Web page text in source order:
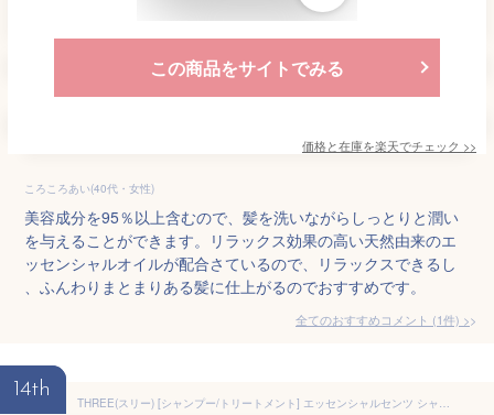
この商品をサイトでみる
価格と在庫を楽天でチェック >>
ころころあい(40代・女性)
美容成分を95％以上含むので、髪を洗いながらしっとりと潤い
を与えることができます。リラックス効果の高い天然由来のエ
ッセンシャルオイルが配合さているので、リラックスできるし
、ふんわりまとまりある髪に仕上がるのでおすすめです。
全てのおすすめコメント (1件) >
14th
THREE(スリー) [シャンプー/トリートメント] エッセンシャルセンツ シャンプー & トリートメント トライアルキット S